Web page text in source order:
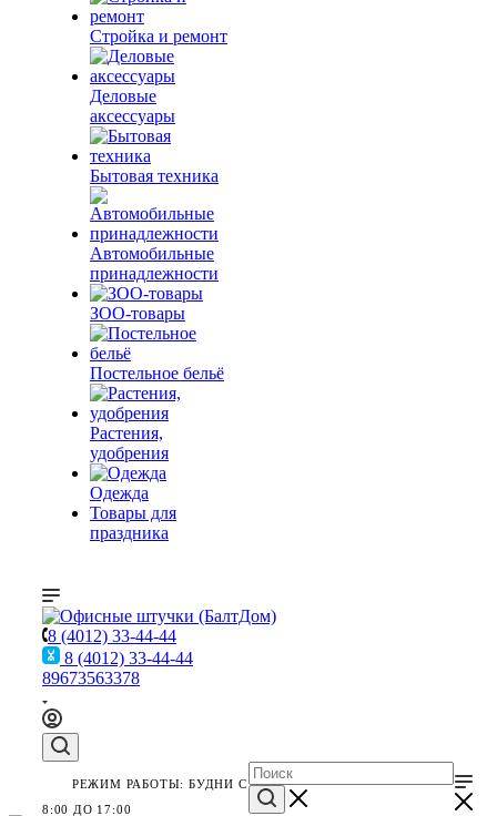
Стройка и ремонт
Деловые
аксессуары
Бытовая техника
Автомобильные
принадлежности
ЗОО-товары
Постельное бельё
Растения,
удобрения
Одежда
Товары для
праздника
8 (4012) 33-44-44
8 (4012) 33-44-44
89673563378
РЕЖИМ РАБОТЫ: БУДНИ С
8:00 ДО 17:00